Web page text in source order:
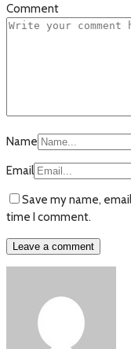
Comment
Name
Email
Save my name,
time I comment.